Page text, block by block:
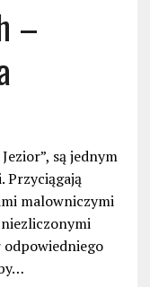
–
są jednym
Przyciągają
malowniczymi